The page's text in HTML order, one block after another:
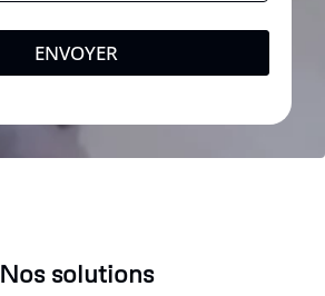
ENVOYER
Nos solutions